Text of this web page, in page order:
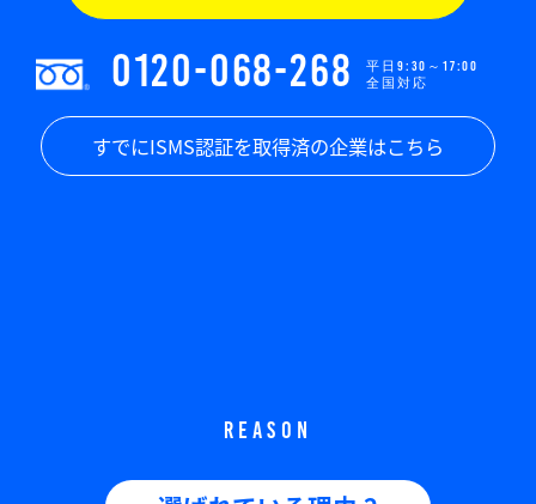
0120-068-268
平日9:30～17:00
全国対応
すでにISMS認証を取得済の企業はこちら
REASON